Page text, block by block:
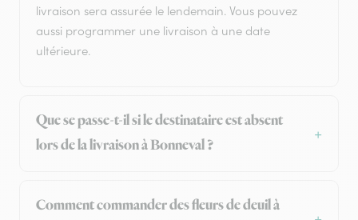
livraison sera assurée le lendemain. Vous pouvez
aussi programmer une livraison à une date
ultérieure.
Que se passe-t-il si le destinataire est absent
lors de la livraison à Bonneval ?
Comment commander des fleurs de deuil à